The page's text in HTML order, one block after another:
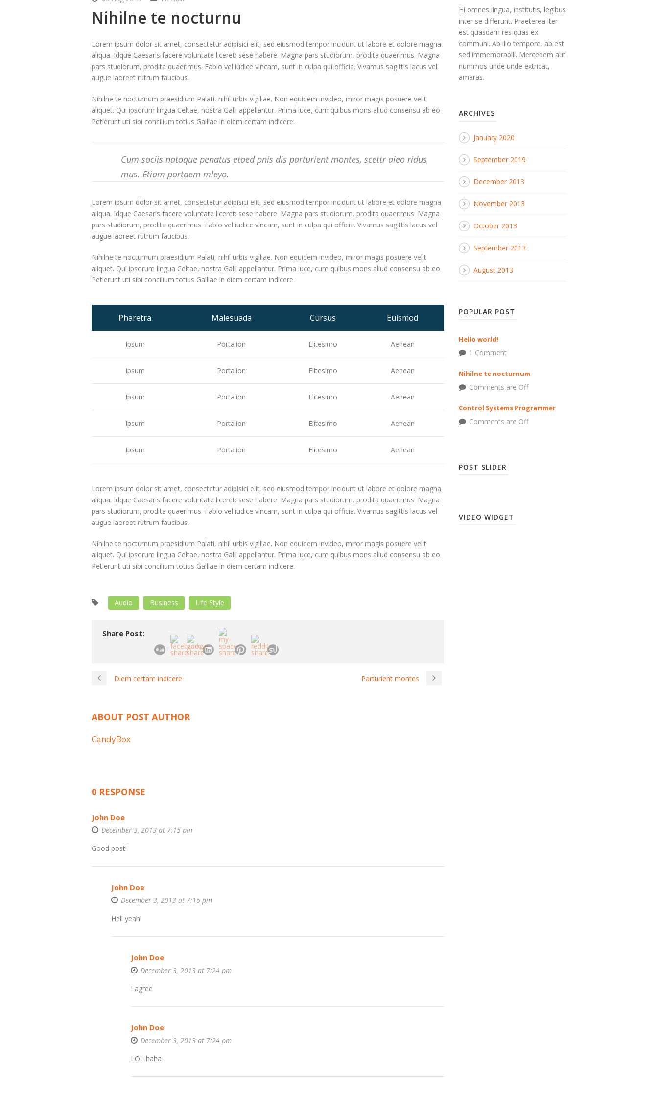
Nihilne te nocturnu
Lorem ipsum dolor sit amet, consectetur adipisici elit, sed eiusmod tempor incidunt ut labore et dolore magna
aliqua. Idque Caesaris facere voluntate liceret: sese habere. Magna pars studiorum, prodita quaerimus. Magna
pars studiorum, prodita quaerimus. Fabio vel iudice vincam, sunt in culpa qui officia. Vivamus sagittis lacus vel
augue laoreet rutrum faucibus.
Nihilne te nocturnum praesidium Palati, nihil urbis vigiliae. Non equidem invideo, miror magis posuere velit
aliquet. Qui ipsorum lingua Celtae, nostra Galli appellantur. Prima luce, cum quibus mons aliud consensu ab eo.
Petierunt uti sibi concilium totius Galliae in diem certam indicere.
Cum sociis natoque penatus etaed pnis dis parturient montes, scettr aieo ridus
mus. Etiam portaem mleyo.
Lorem ipsum dolor sit amet, consectetur adipisici elit, sed eiusmod tempor incidunt ut labore et dolore magna
aliqua. Idque Caesaris facere voluntate liceret: sese habere. Magna pars studiorum, prodita quaerimus. Magna
pars studiorum, prodita quaerimus. Fabio vel iudice vincam, sunt in culpa qui officia. Vivamus sagittis lacus vel
augue laoreet rutrum faucibus.
Nihilne te nocturnum praesidium Palati, nihil urbis vigiliae. Non equidem invideo, miror magis posuere velit
aliquet. Qui ipsorum lingua Celtae, nostra Galli appellantur. Prima luce, cum quibus mons aliud consensu ab eo.
Petierunt uti sibi concilium totius Galliae in diem certam indicere.
Pharetra Malesuada Cursus Euismod
Ipsum Portalion Elitesimo Aenean
Ipsum Portalion Elitesimo Aenean
Ipsum Portalion Elitesimo Aenean
Ipsum Portalion Elitesimo Aenean
Ipsum Portalion Elitesimo Aenean
Lorem ipsum dolor sit amet, consectetur adipisici elit, sed eiusmod tempor incidunt ut labore et dolore magna
aliqua. Idque Caesaris facere voluntate liceret: sese habere. Magna pars studiorum, prodita quaerimus. Magna
pars studiorum, prodita quaerimus. Fabio vel iudice vincam, sunt in culpa qui officia. Vivamus sagittis lacus vel
augue laoreet rutrum faucibus.
Nihilne te nocturnum praesidium Palati, nihil urbis vigiliae. Non equidem invideo, miror magis posuere velit
aliquet. Qui ipsorum lingua Celtae, nostra Galli appellantur. Prima luce, cum quibus mons aliud consensu ab eo.
Petierunt uti sibi concilium totius Galliae in diem certam indicere.
Audio Business Life Style
Share Post:
Diem certam indicere Parturient montes
ABOUT POST AUTHOR
CandyBox
0 RESPONSE
John Doe
December 3, 2013 at 7:15 pm
Good post!
John Doe
December 3, 2013 at 7:16 pm
Hell yeah!
John Doe
December 3, 2013 at 7:24 pm
I agree
John Doe
December 3, 2013 at 7:24 pm
LOL haha
Hi omnes lingua, institutis, legibus
inter se differunt. Praeterea iter
est quasdam res quas ex
communi. Ab illo tempore, ab est
sed immemorabili. Mercedem aut
nummos unde unde extricat,
amaras.
ARCHIVES
January 2020
September 2019
December 2013
November 2013
October 2013
September 2013
August 2013
POPULAR POST
Hello world!
1 Comment
Nihilne te nocturnum
Comments are Off
Control Systems Programmer
Comments are Off
POST SLIDER
VIDEO WIDGET